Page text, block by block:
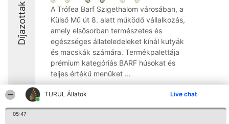
TURUL Állatok Live chat
05:47
Díjazottak
A Trófea Barf Szigethalom városában, a
Külső Mű út 8. alatt működő vállalkozás,
amely elsősorban természetes és
egészséges állateledeleket kínál kutyák
és macskák számára. Termékpalettája
prémium kategóriás BARF húsokat és
teljes értékű menüket ...
9.1